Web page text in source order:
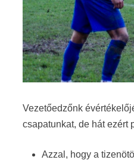
Vezetőedzőnk
csapatunkat, de hát ezért
Azzal, hogy a